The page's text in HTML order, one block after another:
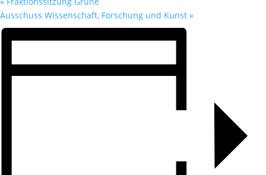
Ausschuss Wissenschaft, Forschung und Kunst »